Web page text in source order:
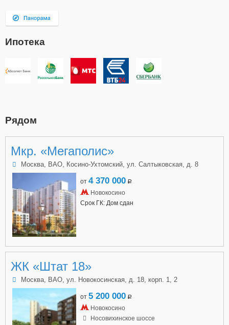
Ипотека
Рядом
Мкр. «Мегаполис»
Москва, ВАО, Косино-Ухтомский, ул. Салтыковская, д. 8
от 4 370 000 a
Новокосино
Срок ГК: Дом сдан
ЖК «Штат 18»
Москва, ВАО, ул. Новокосинская, д. 18, корп. 1, 2
от 5 200 000 a
Новокосино
Носовихинское шоссе